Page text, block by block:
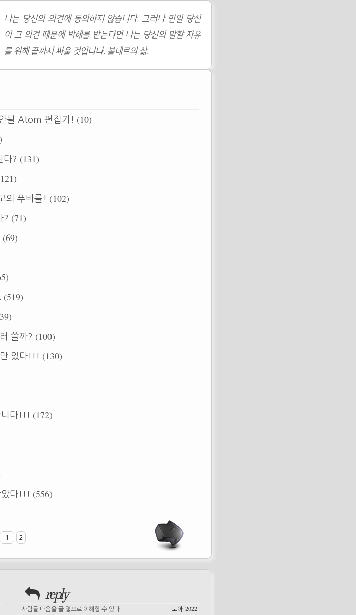
나는 당신의 의견에 동의하지 않습니다. 그러나 만일 당신
이 그 의견 때문에 박해를 받는다면 나는 당신의 말할 자유
를 위해 끝까지 싸울 것입니다. 볼테르의 삶.
될 Atom 편집기! (10)
다? (131)
의 푸바를! (102)
? (71)
(69)
(519)
쓸까? (100)
있다!!! (130)
니다!!! (172)
았다!!! (556)
1 2
reply
사람들 마음을 글 몇으로 이해할 수 있다.. 2022
도아